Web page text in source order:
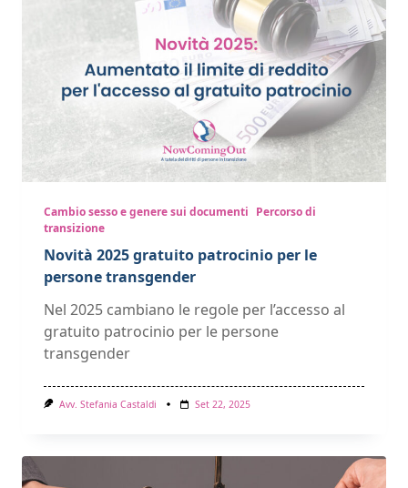
Cambio sesso e genere sui documenti Percorso di
transizione
Novità 2025 gratuito patrocinio per le
persone transgender
Nel 2025 cambiano le regole per l’accesso al
gratuito patrocinio per le persone
transgender
Avv. Stefania Castaldi Set 22, 2025